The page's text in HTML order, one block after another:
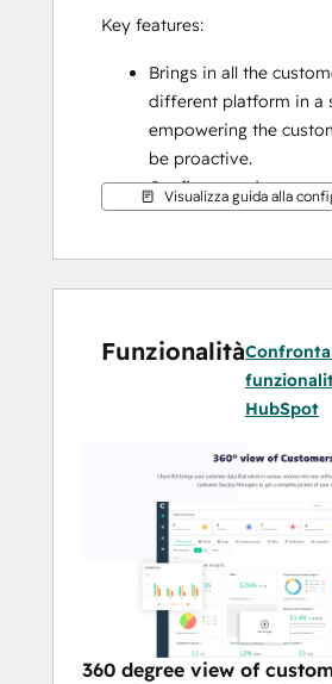
Key features:
Brings in all the
different platform in a
empowering the
be proactive.
Configure and
based on product
onboarding, QBR,
the customers at risk.
Visualizza guida alla
Funzionalità
HubSpot
360 degree view of